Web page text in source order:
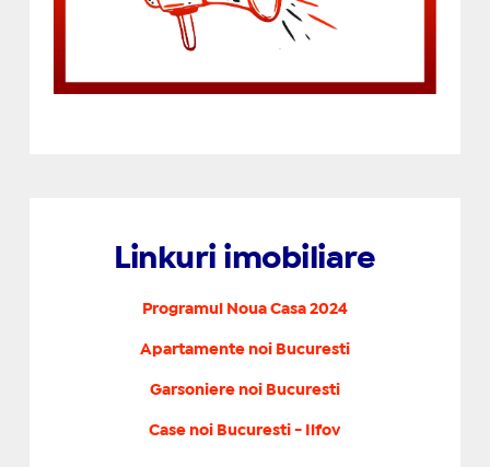
Linkuri imobiliare
Programul Noua Casa 2024
Apartamente noi Bucuresti
Garsoniere noi Bucuresti
Case noi Bucuresti - Ilfov